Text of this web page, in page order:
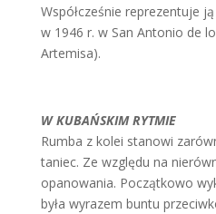
Współcześnie reprezentuje
w 1946 r. w San Antonio de
Artemisa).
W KUBAŃSKIM RYTMIE
Rumba z kolei stanowi
taniec. Ze względu na
opanowania. Początkowo
była wyrazem buntu